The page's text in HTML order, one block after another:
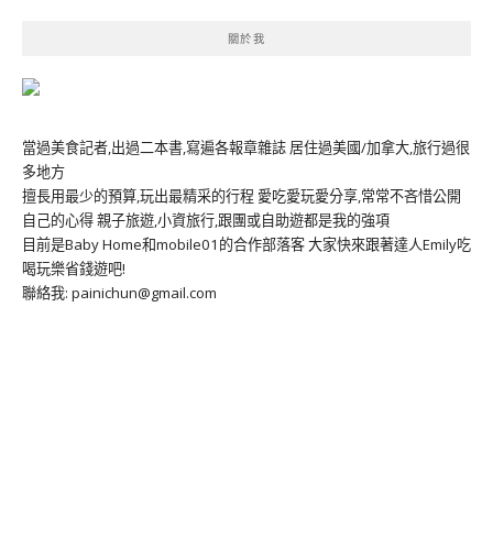
關於我
當過美食記者,出過二本書,寫遍各報章雜誌 居住過美國/加拿大,旅行過很
多地方
擅長用最少的預算,玩出最精采的行程 愛吃愛玩愛分享,常常不吝惜公開
自己的心得 親子旅遊,小資旅行,跟團或自助遊都是我的強項
目前是Baby Home和mobile01的合作部落客 大家快來跟著達人Emily吃
喝玩樂省錢遊吧!
聯絡我: painichun@gmail.com